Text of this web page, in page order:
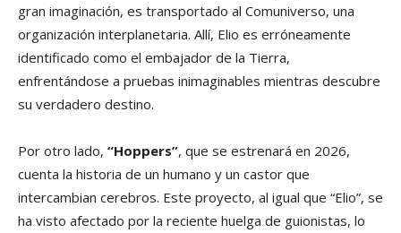
gran imaginación, es transportado al Comuniverso, una
organización interplanetaria. Allí, Elio es erróneamente
identificado como el embajador de la Tierra,
enfrentándose a pruebas inimaginables mientras descubre
su verdadero destino.
Por otro lado, “Hoppers”, que se estrenará en 2026,
cuenta la historia de un humano y un castor que
intercambian cerebros. Este proyecto, al igual que “Elio”, se
ha visto afectado por la reciente huelga de guionistas, lo